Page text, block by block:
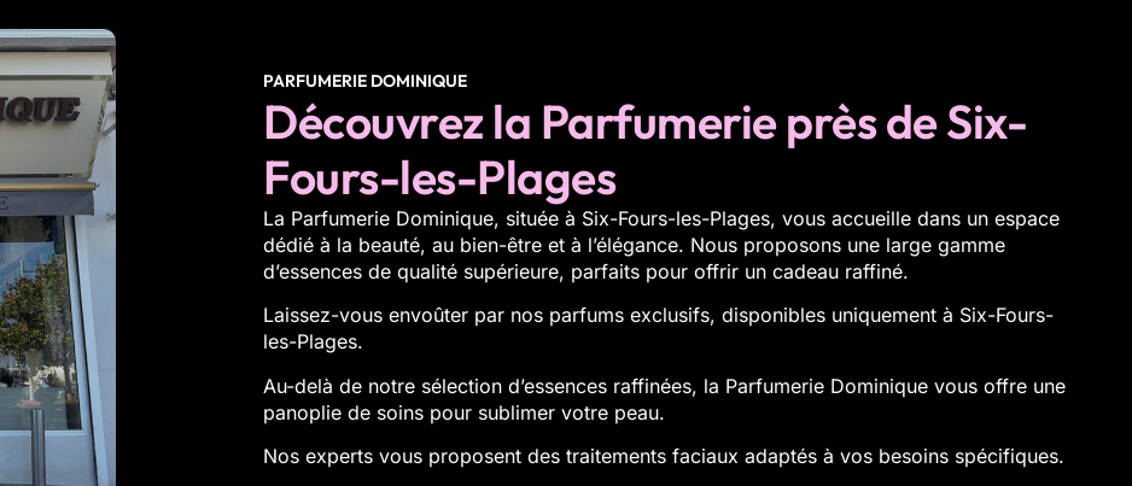
PARFUMERIE DOMINIQUE
Découvrez la Parfumerie près de Six-
Fours-les-Plages
La Parfumerie Dominique, située à Six-Fours-les-Plages, vous accueille dans un espace
dédié à la beauté, au bien-être et à l’élégance. Nous proposons une large gamme
d’essences de qualité supérieure, parfaits pour offrir un cadeau raffiné.
Laissez-vous envoûter par nos parfums exclusifs, disponibles uniquement à Six-Fours-
les-Plages.
Au-delà de notre sélection d’essences raffinées, la Parfumerie Dominique vous offre une
panoplie de soins pour sublimer votre peau.
Nos experts vous proposent des traitements faciaux adaptés à vos besoins spécifiques.